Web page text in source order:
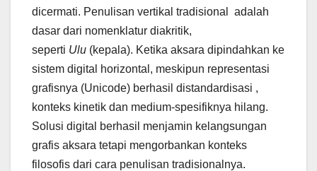
dicermati. Penulisan vertikal tradisional adalah
dasar dari nomenklatur diakritik,
seperti Ulu (kepala). Ketika aksara dipindahkan ke
sistem digital horizontal, meskipun representasi
grafisnya (Unicode) berhasil distandardisasi ,
konteks kinetik dan medium-spesifiknya hilang.
Solusi digital berhasil menjamin kelangsungan
grafis aksara tetapi mengorbankan konteks
filosofis dari cara penulisan tradisionalnya.